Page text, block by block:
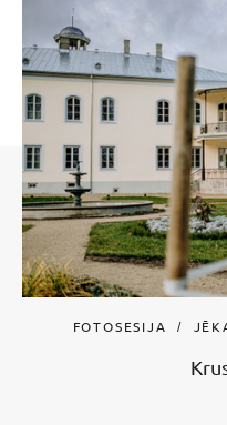
FOTOSESIJA